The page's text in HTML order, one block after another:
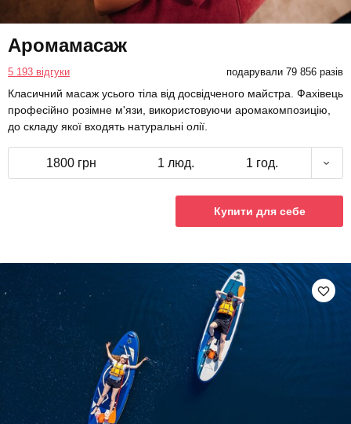
Аромамасаж
5 193 відгуки подарували 79 856 разів
Класичний масаж усього тіла від досвідченого майстра. Фахівець
професійно розімне м'язи, використовуючи аромакомпозицію,
до складу якої входять натуральні олії.
1800 грн 1 люд. 1 год.
Купити для себе